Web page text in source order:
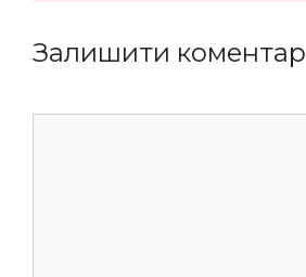
Залишити коментар